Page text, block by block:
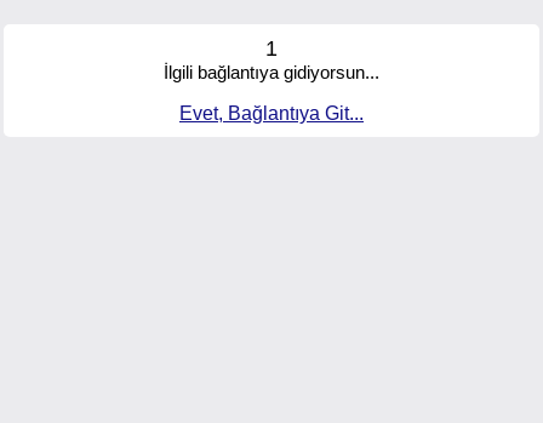
1
İlgili bağlantıya gidiyorsun...
Evet, Bağlantıya Git...